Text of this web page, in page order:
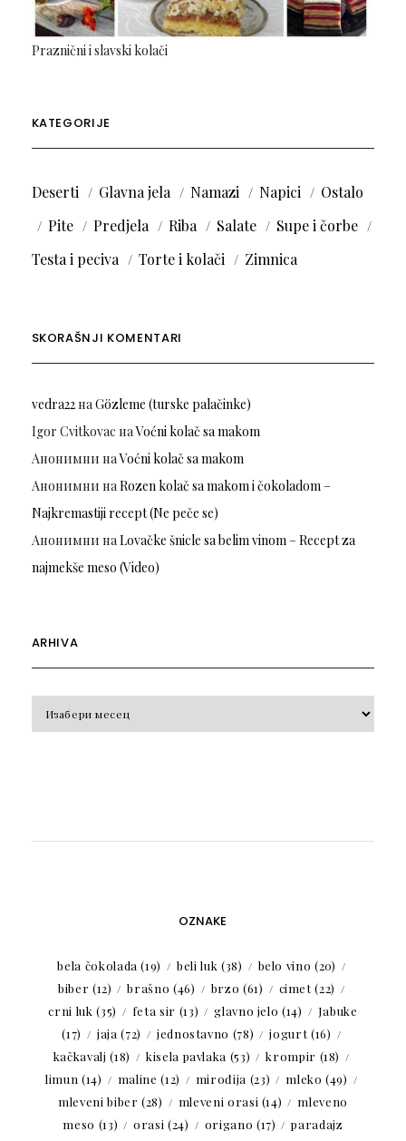
Praznični i slavski kolači
KATEGORIJE
Deserti Glavna jela Namazi Napici
Ostalo
Pite
Predjela Riba Salate
Supe i čorbe
Testa i peciva
Torte i kolači Zimnica
SKORAŠNJI KOMENTARI
vedra22наGözleme (turske palačinke)
Igor Cvitkovac наVoćni kolač sa makom
Анонимни наVoćni kolač sa makom
Анонимни наRozen kolač sa makom i čokoladom –
Najkremastiji recept (Ne peče se)
Анонимни наLovačke šnicle sa belim vinom – Recept za
najmekše meso (Video)
ARHIVA
OZNAKE
bela čokolada (19) beli luk (38) belo vino (20)
biber (12) brašno (46) brzo (61) cimet(22)
crni luk (35) feta sir (13) glavno jelo (14)
Jabuke
(17)
jaja (72) jednostavno (78) jogurt(16)
kačkavalj (18) kisela pavlaka (53) krompir (18)
limun (14) maline (12) mirođija (23) mleko (49)
mleveni biber (28) mleveni orasi (14)
mleveno
meso (13) orasi (24) origano (17)
paradajz